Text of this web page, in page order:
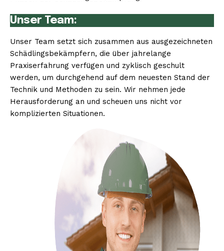
Unser Team:
Unser Team setzt sich zusammen aus ausgezeichneten
Schädlingsbekämpfern, die über jahrelange
Praxiserfahrung verfügen und zyklisch geschult
werden, um durchgehend auf dem neuesten Stand der
Technik und Methoden zu sein. Wir nehmen jede
Herausforderung an und scheuen uns nicht vor
komplizierten Situationen.